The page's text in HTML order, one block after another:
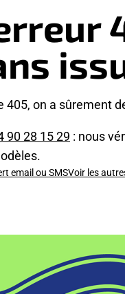
405, on a sûrement
90 28 15 29 : nous
email ou SMSVoir les